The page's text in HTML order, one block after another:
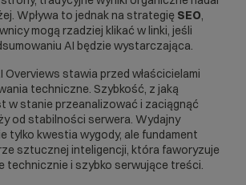
Wpływa to jednak na strategię SEO,
mogą rzadziej klikać w linki, jeśli
AI będzie wystarczająca.
stawia przed właścicielami
techniczne. Szybkość, z jaką
w stanie przeanalizować i zaciągnąć
od stabilności serwera. Wydajny
tylko kwestia wygody, ale fundament
sztucznej inteligencji, która faworyzuje
technicznie i szybko serwujące treści.